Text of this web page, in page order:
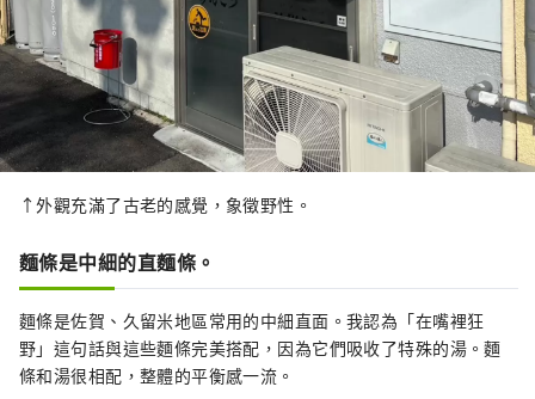
↑外觀充滿了古老的感覺，象徵野性。
麵條是中細的直麵條。
麵條是佐賀、久留米地區常用的中細直面。我認為「在嘴裡狂
野」這句話與這些麵條完美搭配，因為它們吸收了特殊的湯。麵
條和湯很相配，整體的平衡感一流。